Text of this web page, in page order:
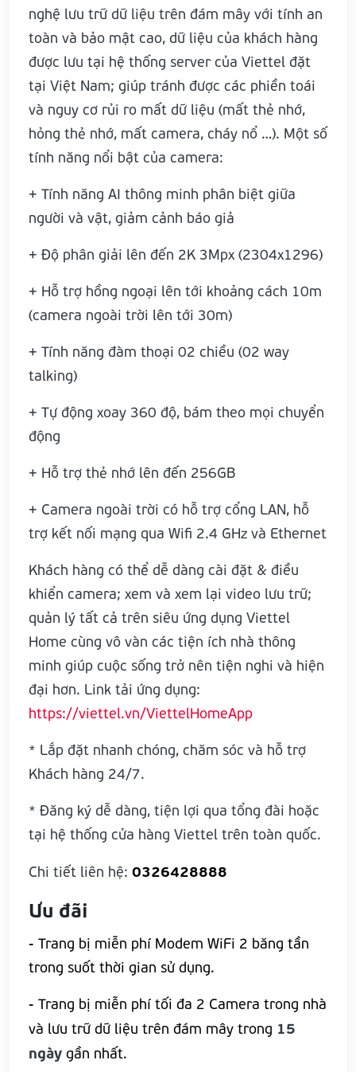
nghệ lưu trữ dữ liệu trên đám mây với tính an
toàn và bảo mật cao, dữ liệu của khách hàng
được lưu tại hệ thống server của Viettel đặt
tại Việt Nam; giúp tránh được các phiền toái
và nguy cơ rủi ro mất dữ liệu (mất thẻ nhớ,
hỏng thẻ nhớ, mất camera, cháy nổ …). Một số
tính năng nổi bật của camera:
+ Tính năng AI thông minh phân biệt giữa
người và vật, giảm cảnh báo giả
+ Độ phân giải lên đến 2K 3Mpx (2304x1296)
+ Hỗ trợ hồng ngoại lên tới khoảng cách 10m
(camera ngoài trời lên tới 30m)
+ Tính năng đàm thoại 02 chiều (02 way
talking)
+ Tự động xoay 360 độ, bám theo mọi chuyển
động
+ Hỗ trợ thẻ nhớ lên đến 256GB
+ Camera ngoài trời có hỗ trợ cổng LAN, hỗ
trợ kết nối mạng qua Wifi 2.4 GHz và Ethernet
Khách hàng có thể dễ dàng cài đặt & điều
khiển camera; xem và xem lại video lưu trữ;
quản lý tất cả trên siêu ứng dụng Viettel
Home cùng vô vàn các tiện ích nhà thông
minh giúp cuộc sống trở nên tiện nghi và hiện
đại hơn. Link tải ứng dụng:
https://viettel.vn/ViettelHomeApp
* Lắp đặt nhanh chóng, chăm sóc và hỗ trợ
Khách hàng 24/7.
* Đăng ký dễ dàng, tiện lợi qua tổng đài hoặc
tại hệ thống cửa hàng Viettel trên toàn quốc.
Chi tiết liên hệ: 0326428888
Ưu đãi
- Trang bị miễn phí Modem WiFi 2 băng tần
trong suốt thời gian sử dụng.
- Trang bị miễn phí tối đa 2 Camera trong nhà
và lưu trữ dữ liệu trên đám mây trong 15
ngày gần nhất.